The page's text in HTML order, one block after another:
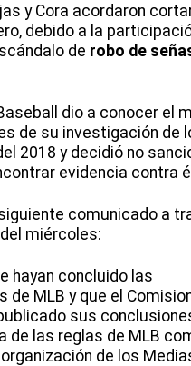
y Cora acordaron
debido a la
de robo de
dio a conocer el
de su investigación de
2018 y decidió no
evidencia contra
comunicado a
miércoles:
hayan concluido las
de MLB y que el
sus
de las reglas de MLB
de los